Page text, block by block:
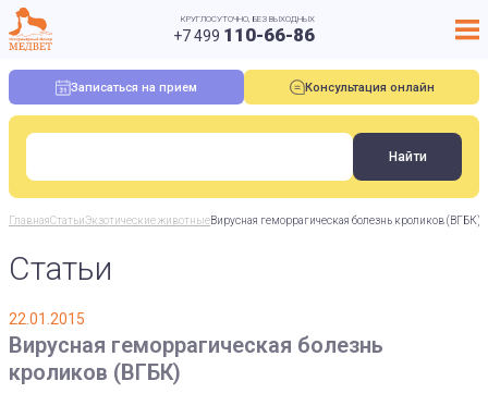
КРУГЛОСУТОЧНО, БЕЗ ВЫХОДНЫХ
+7 499 110-66-86
Записаться на прием Консультация онлайн
ГлавнаяСтатьиЭкзотические животныеВирусная геморрагическая болезнь кроликов (ВГБК)
Статьи
22.01.2015
Вирусная геморрагическая болезнь
кроликов (ВГБК)